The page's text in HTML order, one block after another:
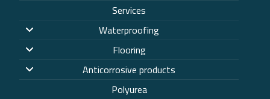
Services
Waterproofing
Flooring
Anticorrosive products
Polyurea